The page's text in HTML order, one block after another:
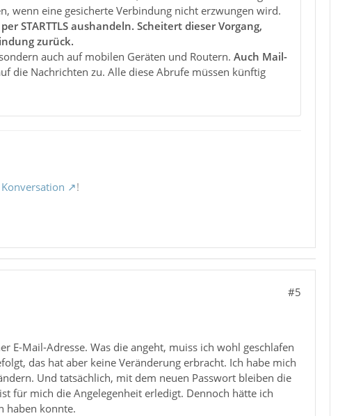
wenn eine gesicherte Verbindung nicht erzwungen wird.
per STARTTLS aushandeln. Scheitert dieser Vorgang,
zurück.
auch auf mobilen Geräten und Routern. Auch Mail-
die Nachrichten zu. Alle diese Abrufe müssen künftig
!
#5
Mail-Adresse. Was die angeht, muiss ich wohl geschlafen
das hat aber keine Veränderung erbracht. Ich habe mich
Und tatsächlich, mit dem neuen Passwort bleiben die
für mich die Angelegenheit erledigt. Dennoch hätte ich
haben konnte.